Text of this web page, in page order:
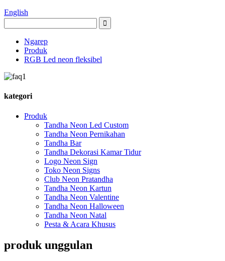
English
Ngarep
Produk
RGB Led neon fleksibel
kategori
Produk
Tandha Neon Led Custom
Tandha Neon Pernikahan
Tandha Bar
Tandha Dekorasi Kamar Tidur
Logo Neon Sign
Toko Neon Signs
Club Neon Pratandha
Tandha Neon Kartun
Tandha Neon Valentine
Tandha Neon Halloween
Tandha Neon Natal
Pesta & Acara Khusus
produk unggulan